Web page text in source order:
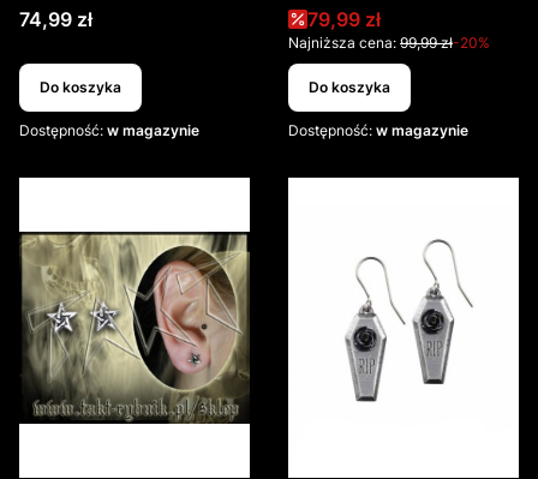
Cena
74,99 zł
Do koszyka
Dostępność: w magazynie
Cena promocyjna
79,99 zł
Najniższa cena: 99,99 zł-20%
Do koszyka
Dostępność: w magazynie